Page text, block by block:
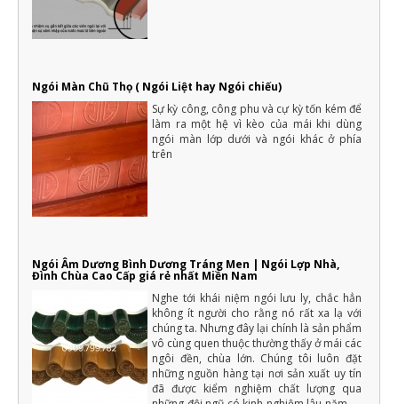
Ngói Màn Chũ Thọ ( Ngói Liệt hay Ngói chiếu)
Sự kỳ công, công phu và cự kỳ tốn kém để
làm ra một hệ vì kèo của mái khi dùng
ngói màn lớp dưới và ngói khác ở phía
trên
Ngói Âm Dương Bình Dương Tráng Men | Ngói Lợp Nhà,
Đình Chùa Cao Cấp giá rẻ nhất Miền Nam
Nghe tới khái niệm ngói lưu ly, chắc hẳn
không ít người cho rằng nó rất xa lạ với
chúng ta. Nhưng đây lại chính là sản phẩm
vô cùng quen thuộc thường thấy ở mái các
ngôi đền, chùa lớn. Chúng tôi luôn đặt
những nguồn hàng tại nơi sản xuất uy tín
đã được kiểm nghiệm chất lượng qua